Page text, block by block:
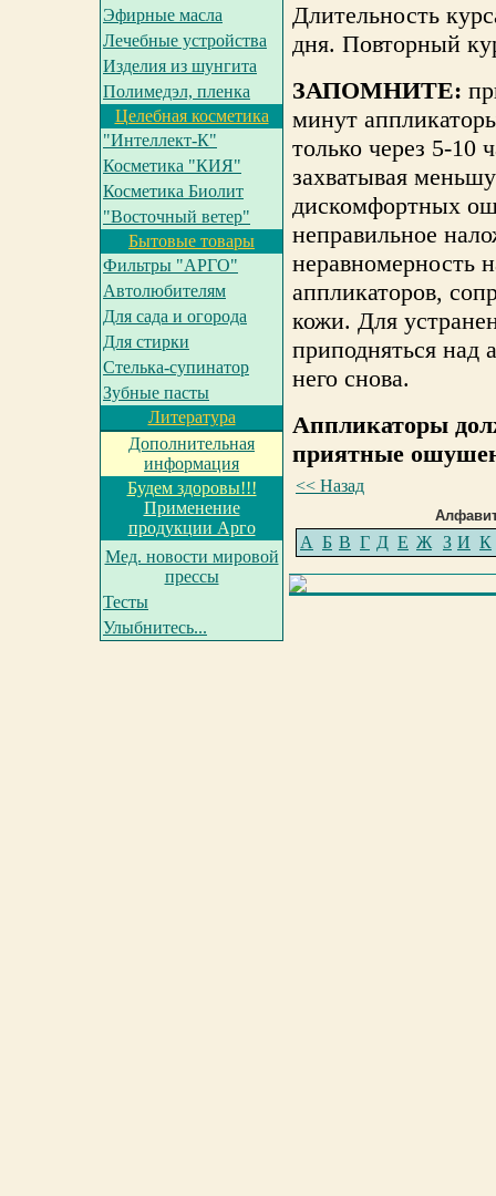
Эфирные масла
Лечебные устройства
Изделия из шунгита
Полимедэл, пленка
Целебная косметика
"Интеллект-К"
Косметика "КИЯ"
Косметика Биолит
"Восточный ветер"
Бытовые товары
Фильтры "АРГО"
Автолюбителям
Для сада и огорода
Для стирки
Cтелька-супинатор
Зубные пасты
Литература
Дополнительная
информация
Будем здоровы!!!
Применение
продукции Арго
Мед. новости мировой
прессы
Тесты
Улыбнитесь...
Длительность
дня. Повторный
ЗАПОМНИТЕ:
минут
только через 5-10
захватывая
дискомфортных
неправильное
неравномерность
аппликаторов,
кожи. Для
приподняться над
него снова.
Аппликаторы
приятные
<< Назад
А Б В Г Д Е Ж З И К